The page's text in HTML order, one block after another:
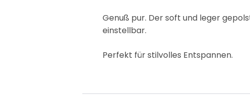
Genuß pur. Der soft und leger
einstellbar.
Perfekt für stilvolles Entspannen.